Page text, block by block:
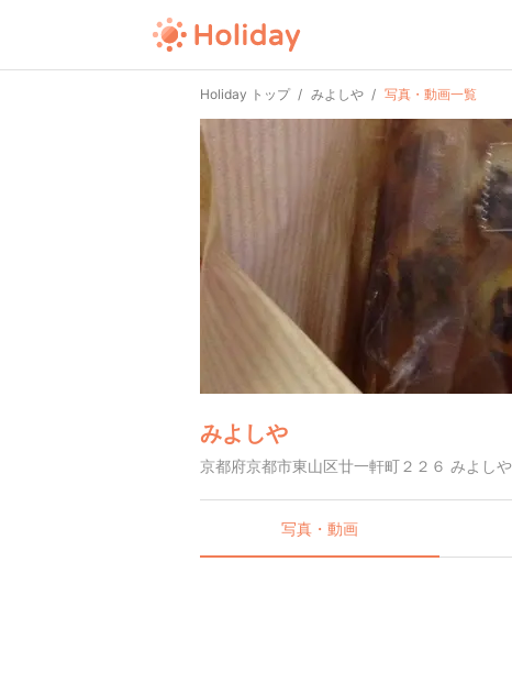
Holiday トップ みよしや 写真・動画一覧
みよしや
京都府京都市東山区廿一軒町２２６ みよしや
写真・動画